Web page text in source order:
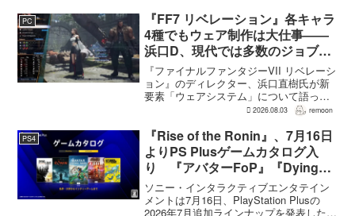
不自然な箇所は「人為的ミス」によるも
のだと...
PC
『FF7 リベレーション』各キャラ
4種でもウェア制作は大仕事――
浜口D、現代では多数のジョブを
1作に盛り込むのは極めて困難と
説明
『ファイナルファンタジーVII リベレーシ
ョン』のディレクター、浜口直樹氏が新
要素「ウェアシステム」について語っ
た。本作では8人のパーティキャラクター
が、キャラクター数が多いため、作業量
はかなりのものにな...
2026.08.03 remoon
PS4
『Rise of the Ronin』、7月16日
よりPS Plusゲームカタログ入
り 『アバターFoP』『Dying
Light』なども順次配信
ソニー・インタラクティブエンタテイン
メントは7月16日、PlayStation Plusの
2026年7月追加ラインナップを発表した。